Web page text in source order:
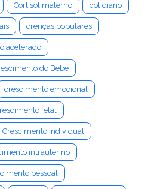
Cortisol materno cotidiano
crenças populares
acelerado
do Bebê
crescimento emocional
fetal
Crescimento Individual
intrauterino
pessoal